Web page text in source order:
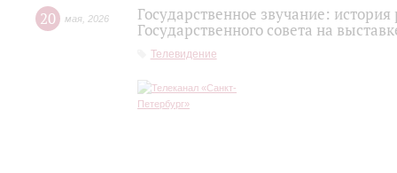
20 мая 2026
Государственное звучание:
Государственного совета на
Телевидение